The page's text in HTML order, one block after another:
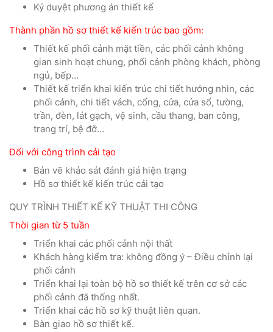
Ký duyệt phương án thiết kế
Thành phần hồ sơ thiết kế kiến trúc bao gồm:
Thiết kế phối cảnh mặt tiền, các phối cảnh không
gian sinh hoạt chung, phối cảnh phòng khách, phòng
ngủ, bếp…
Thiết kế triển khai kiến trúc chi tiết hướng nhìn, các
phối cảnh, chi tiết vách, cổng, cửa, cửa sổ, tường,
trần, đèn, lát gạch, vệ sinh, cầu thang, ban công,
trang trí, bệ đỡ…
Đối với công trình cải tạo
Bản vẽ khảo sát đánh giá hiện trạng
Hồ sơ thiết kế kiến trúc cải tạo
QUY TRÌNH THIẾT KẾ KỸ THUẬT THI CÔNG
Thời gian từ 5 tuần
Triển khai các phối cảnh nội thất
Khách hàng kiểm tra: không đồng ý – Điều chỉnh lại
phối cảnh
Triển khai lại toàn bộ hồ sơ thiết kế trên cơ sở các
phối cảnh đã thống nhất.
Triển khai các hồ sơ kỹ thuật liên quan.
Bàn giao hồ sơ thiết kế.